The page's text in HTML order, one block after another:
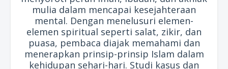
mulia dalam mencapai kesejahteraan
mental. Dengan menelusuri elemen-
elemen spiritual seperti salat, zikir, dan
puasa, pembaca diajak memahami dan
menerapkan prinsip-prinsip Islam dalam
kehidupan sehari-hari. Studi kasus dan